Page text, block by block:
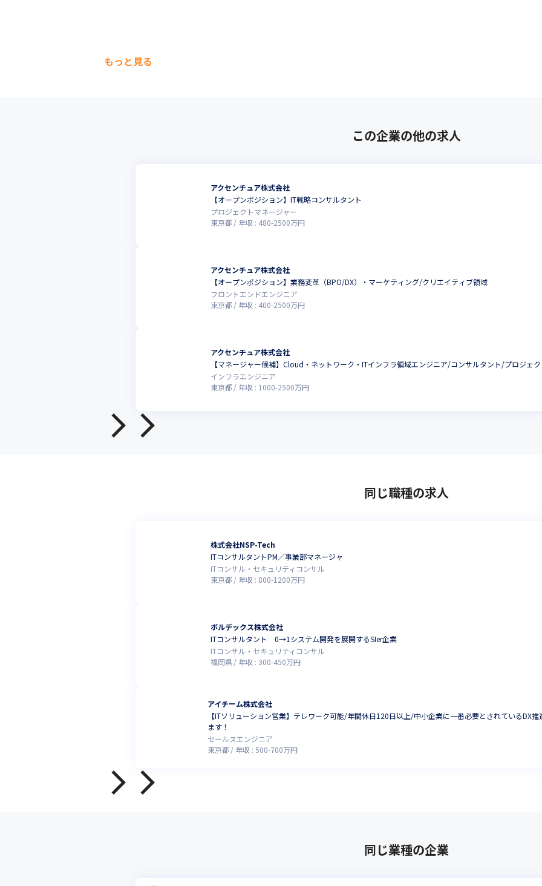
もっと見る
この企業の他の求人
アクセンチュア株式会社
【オープンポジション】IT戦略コンサルタント
プロジェクトマネージャー
東京都
年収 : 480-2500万円
アクセンチュア株式会社
【オープンポジション】業務変革（BPO/DX）・マーケティング/クリエイティブ領域
フロントエンドエンジニア
東京都
年収 : 400-2500万円
アクセンチュア株式会社
【マネージャー候補】Cloud・ネットワーク・ITインフラ領域エンジニア/コンサルタント/プロジェ
インフラエンジニア
東京都
年収 : 1000-2500万円
同じ職種の求人
株式会社NSP-Tech
ITコンサルタントPM／事業部マネージャ
ITコンサル・セキュリティコンサル
東京都
年収 : 800-1200万円
ボルデックス株式会社
ITコンサルタント 0→1システム開発を展開するSIer企業
ITコンサル・セキュリティコンサル
福岡県
年収 : 300-450万円
アイチーム株式会社
【ITソリューション営業】テレワーク可能/年間休日120日以上/中小企業に一番必要とされているDX
ます！
セールスエンジニア
東京都
年収 : 500-700万円
同じ業種の企業